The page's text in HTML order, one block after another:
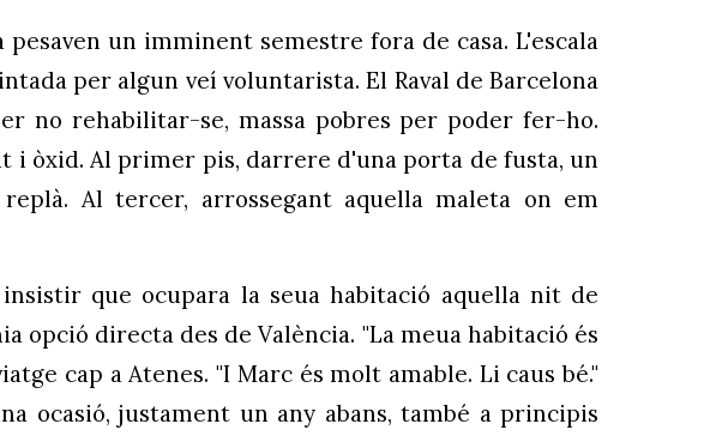
un imminent semestre fora de casa. L'escala
per algun veí voluntarista. El Raval de Barcelona
no rehabilitar-se, massa pobres per poder fer-ho.
i òxid. Al primer pis, darrere d'una porta de fusta, un
Al tercer, arrossegant aquella maleta on em
que ocupara la seua habitació aquella nit de
opció directa des de València. "La meua habitació és
cap a Atenes. "I Marc és molt amable. Li caus bé."
ocasió, justament un any abans, també a principis